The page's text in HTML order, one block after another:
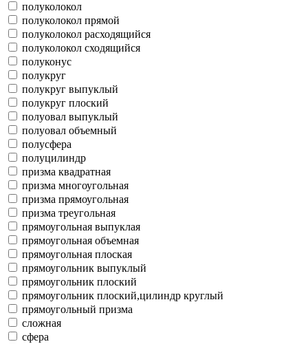
полуколокол
полуколокол прямой
полуколокол расходящийся
полуколокол сходящийся
полуконус
полукруг
полукруг выпуклый
полукруг плоский
полуовал выпуклый
полуовал объемный
полусфера
полуцилиндр
призма квадратная
призма многоугольная
призма прямоугольная
призма треугольная
прямоугольная выпуклая
прямоугольная объемная
прямоугольная плоская
прямоугольник выпуклый
прямоугольник плоский
прямоугольник плоский,цилиндр круглый
прямоугольный призма
сложная
сфера